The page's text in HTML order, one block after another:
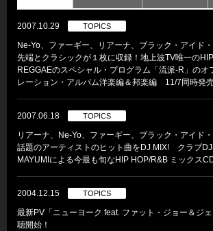
2007.10.29 TOPICS
Ne-Yo、ファーギー、リアーナ、ブラック・アイド
先端とクラシックが１枚に収録！地上波TV唯一のHIP
REGGAEのスペシャル・プログラム「流派-R」のオ
レーション・アルバム洋楽編＆邦楽編 11/7同時発売
2007.06.18 TOPICS
リアーナ、Ne-Yo、ファーギー、ブラック・アイド
話題のアーティストのヒット曲をDJ MIX! クラブDJ
MAYUMIによる今最も旬なHIP HOP/R&B ミックス
2004.12.15 TOPICS
最新PV「ニューヨーク feat. ファット・ジョー＆ジ
聴開始！